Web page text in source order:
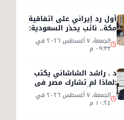
أول رد إيراني على اتفاقية
مكة.. نائب يحذر السعودية:
الاتفاق لن يوفر الأمن الجمعة، ٧ أغسطس ٢٠٢٦ في
٠٩:٣٣ م
د . راشد الشاشاني يكتب
:لماذا لم تشارك مصر في
اتفاق مكّة ؟ الجمعة، ٧ أغسطس ٢٠٢٦ في
١٠:٢٤ م